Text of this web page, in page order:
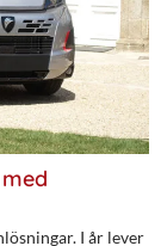
I år lever